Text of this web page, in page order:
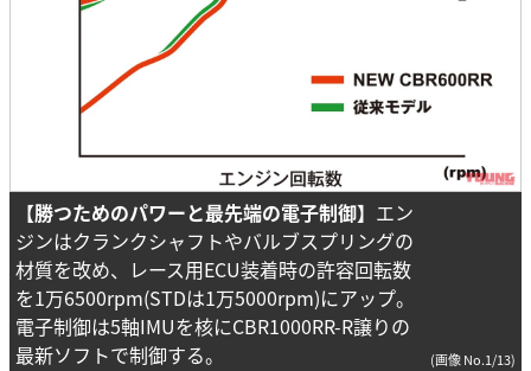
【勝つためのパワーと最先端の電子制御】 エン
ジンはクランクシャフトやバルブスプリングの
材質を改め、レース用ECU装着時の許容回転数
を1万6500rpm(STDは1万5000rpm)にアップ。
電子制御は5軸IMUを核にCBR1000RR-R譲りの
最新ソフトで制御する。
(画像 No.1/13)